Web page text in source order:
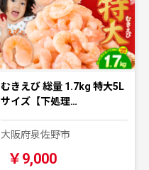
むきえび 総量 1.7kg 特大5L
サイズ【下処理…
大阪府泉佐野市
￥9,000